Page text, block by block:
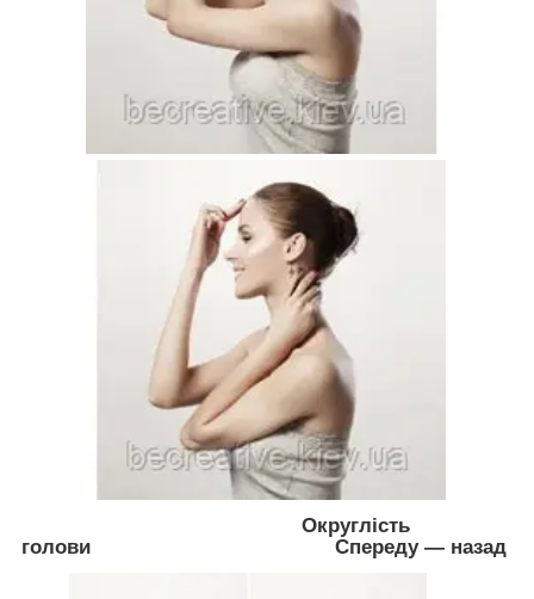
Округлість
голови
Спереду — назад